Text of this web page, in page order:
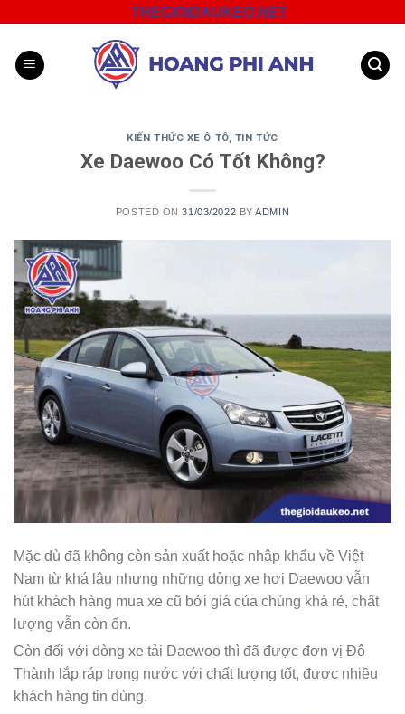
content
THEGIOIDAUKEO.NET
KIẾN THỨC XE Ô TÔ, TIN TỨC
Xe Daewoo Có Tốt Không?
POSTED ON31/03/2022 BYADMIN
Mặc dù đã không còn sản xuất hoặc nhập khẩu về Việt
Nam từ khá lâu nhưng những dòng xe hơi Daewoo vẫn
hút khách hàng mua xe cũ bởi giá của chúng khá rẻ, chất
lượng vẫn còn ổn.
Còn đối với dòng xe tải Daewoo thì đã được đơn vị Đô
Thành lắp ráp trong nước với chất lượng tốt, được nhiều
khách hàng tin dùng.